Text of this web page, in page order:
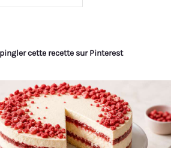
cette recette sur Pinterest